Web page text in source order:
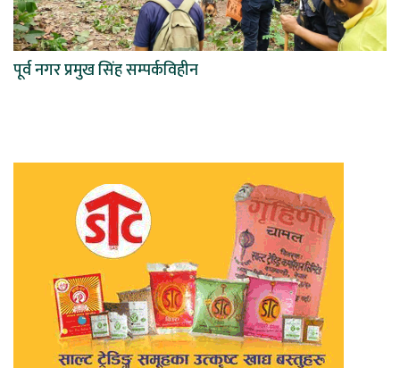
पूर्व नगर प्रमुख सिंह सम्पर्कविहीन